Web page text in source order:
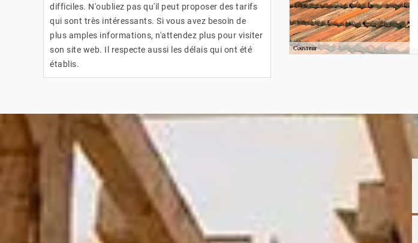
difficiles. N'oubliez pas qu'il peut proposer des tarifs
qui sont très intéressants. Si vous avez besoin de
plus amples informations, n'attendez plus pour visiter
son site web. Il respecte aussi les délais qui ont été
établis.